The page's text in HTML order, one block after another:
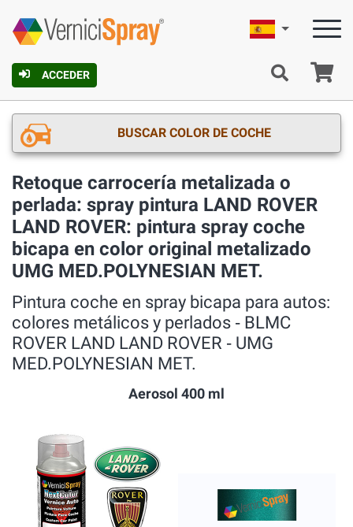
ACCEDER
Español
BUSCAR COLOR DE COCHE
Retoque carrocería metalizada o
perlada: spray pintura LAND ROVER
LAND ROVER: pintura spray coche
bicapa en color original metalizado
UMG MED.POLYNESIAN MET.
Pintura coche en spray bicapa para autos:
colores metálicos y perlados ‐ BLMC
ROVER LAND LAND ROVER ‐ UMG
MED.POLYNESIAN MET.
Aerosol 400 ml